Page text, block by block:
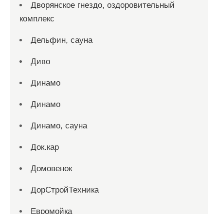
Дворянское гнездо, оздоровительный
комплекс
Дельфин, сауна
Диво
Динамо
Динамо
Динамо, сауна
Док.кар
Домовенок
ДорСтройТехника
Евромойка